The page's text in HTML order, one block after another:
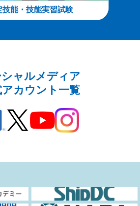
技能・技能実習試験
ャルメディア
カウント一覧